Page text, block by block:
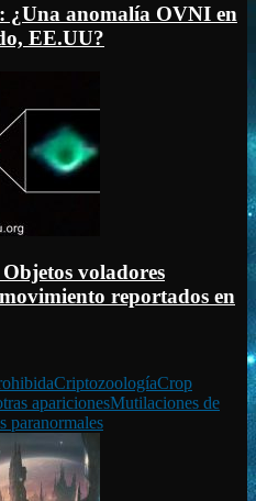
¿Una anomalía OVNI en
EE.UU?
voladores
reportados en
CriptozoologíaCrop
aparicionesMutilaciones de
paranormales